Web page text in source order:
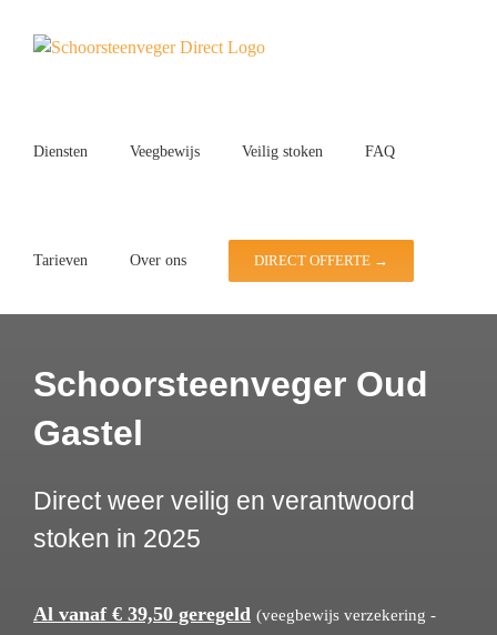
Diensten Veegbewijs Veilig stoken FAQ
Tarieven Over ons DIRECT OFFERTE →
Schoorsteenveger Oud
Gastel
Direct weer veilig en verantwoord
stoken in 2025
Al vanaf € 39,50 geregeld (veegbewijs verzekering -